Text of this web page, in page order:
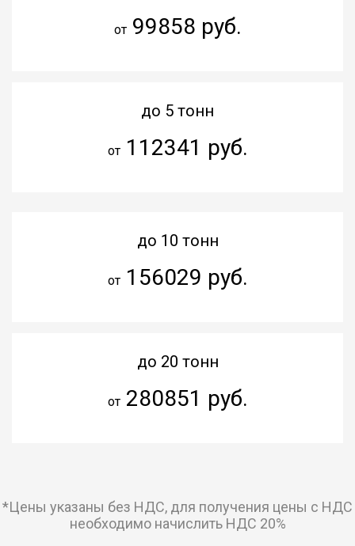
от99858 руб.
до 5 тонн
от112341 руб.
до 10 тонн
от156029 руб.
до 20 тонн
от280851 руб.
*Цены указаны без НДС, для получения цены с НДС
необходимо начислить НДС 20%